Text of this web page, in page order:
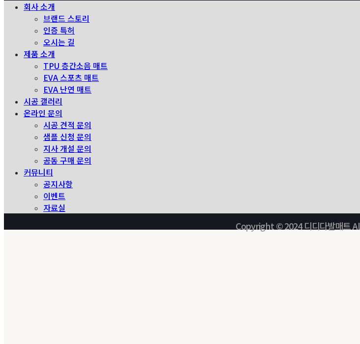
회사 소개
브랜드 스토리
인증 특허
오시는 길
제품 소개
TPU 층간소음 매트
EVA 스포츠 매트
EVA 난연 매트
시공 갤러리
온라인 문의
시공 견적 문의
샘플 신청 문의
지사 개설 문의
공동 구매 문의
커뮤니티
공지사항
이벤트
자료실
Copyright © 2024 디디다발매트